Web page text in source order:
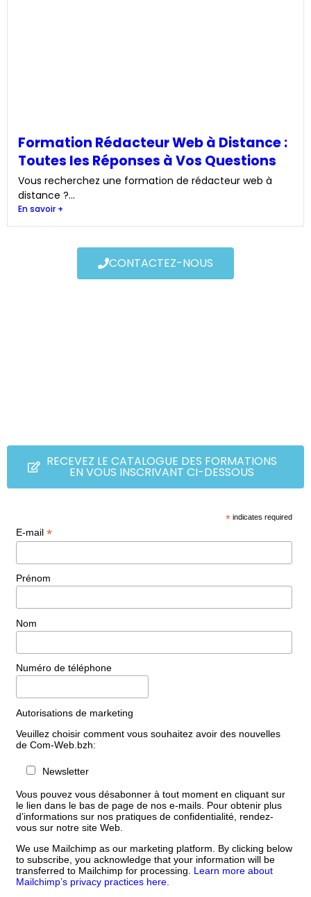
Formation Rédacteur Web à Distance :
Toutes les Réponses à Vos Questions
Vous recherchez une formation de rédacteur web à
distance ?...
En savoir +
CONTACTEZ-NOUS
RECEVEZ LE CATALOGUE DES FORMATIONS
EN VOUS INSCRIVANT CI-DESSOUS
* indicates required
E-mail *
Prénom
Nom
Numéro de téléphone
Autorisations de marketing
Veuillez choisir comment vous souhaitez avoir des nouvelles
de Com-Web.bzh:
Newsletter
Vous pouvez vous désabonner à tout moment en cliquant sur
le lien dans le bas de page de nos e-mails. Pour obtenir plus
d’informations sur nos pratiques de confidentialité, rendez-
vous sur notre site Web.
We use Mailchimp as our marketing platform. By clicking below
to subscribe, you acknowledge that your information will be
transferred to Mailchimp for processing. Learn more about
Mailchimp’s privacy practices here.